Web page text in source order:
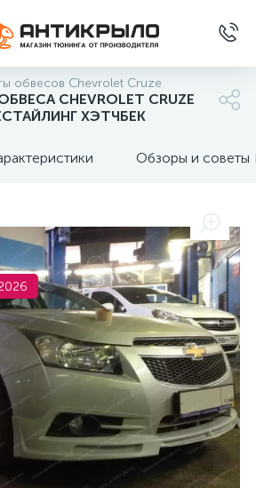
обвесов Chevrolet Cruze
CHEVROLET CRUZE
ХЭТЧБЕК
Обзоры и советы